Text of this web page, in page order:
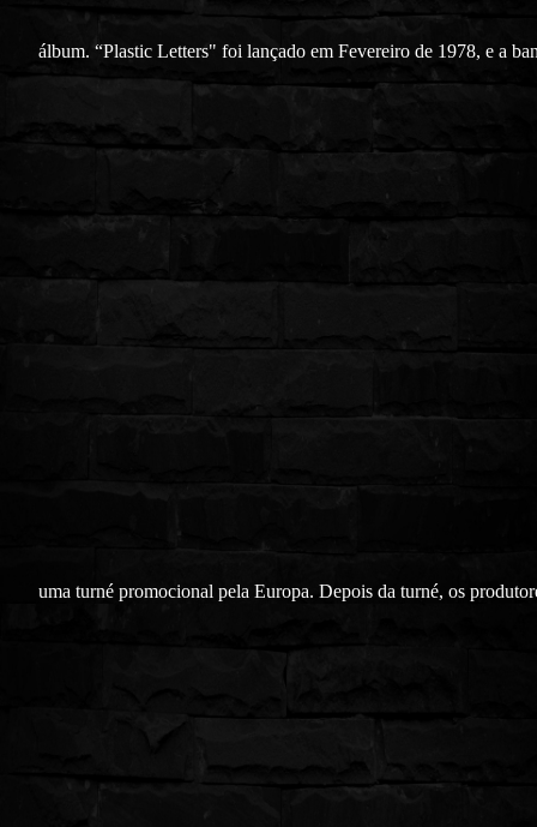
álbum. “Plastic Letters" foi lançado em Fevereiro de 1978, e a
uma turné promocional pela Europa. Depois da turné, os